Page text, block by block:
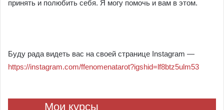
принять и полюбить себя. Я могу помочь и вам в этом.
Буду рада видеть вас на своей странице Instagram —
https://instagram.com/ffenomenatarot?igshid=lf8btz5ulm53
Мои курсы